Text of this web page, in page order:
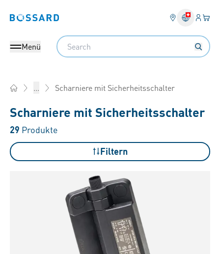
Bossard homepage Ihr
Menü
Search
... Scharniere mit Sicherheitsschalter
Scharniere mit Sicherheitsschalter
29 Produkte
Filtern